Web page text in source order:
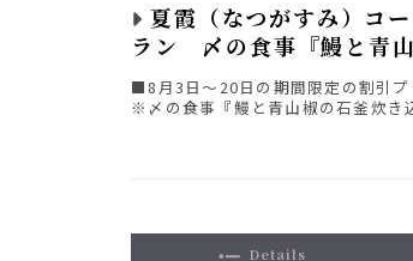
夏霞（なつがすみ）コ
ラン 〆の食事『鰻と青山
■8月3日～20日の期間限定の割引プ
※〆の食事『鰻と青山椒の石釜炊き
details